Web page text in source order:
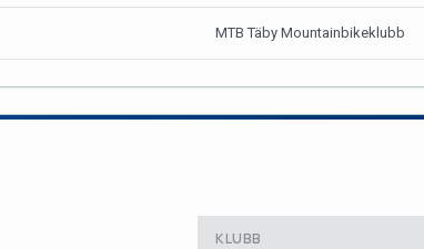
MTB Täby Mountainbikeklubb
KLUBB